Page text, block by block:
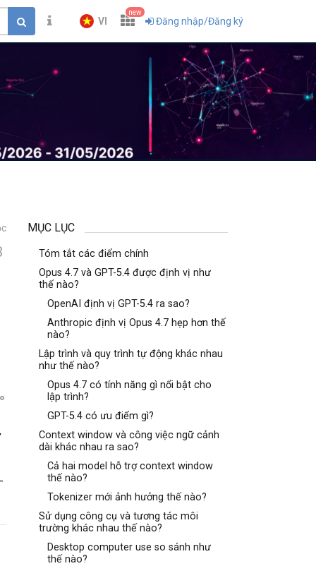
VI
new
Đăng nhập/Đăng ký
MỤC LỤC
Tóm tắt các điểm chính
Opus 4.7 và GPT-5.4 được định vị như
thế nào?
OpenAI định vị GPT-5.4 ra sao?
Anthropic định vị Opus 4.7 hẹp hơn thế
nào?
Lập trình và quy trình tự động khác nhau
như thế nào?
Opus 4.7 có tính năng gì nổi bật cho
lập trình?
GPT-5.4 có ưu điểm gì?
Context window và công việc ngữ cảnh
dài khác nhau ra sao?
Cả hai model hỗ trợ context window
thế nào?
Tokenizer mới ảnh hưởng thế nào?
Sử dụng công cụ và tương tác môi
trường khác nhau thế nào?
Desktop computer use so sánh như
thế nào?